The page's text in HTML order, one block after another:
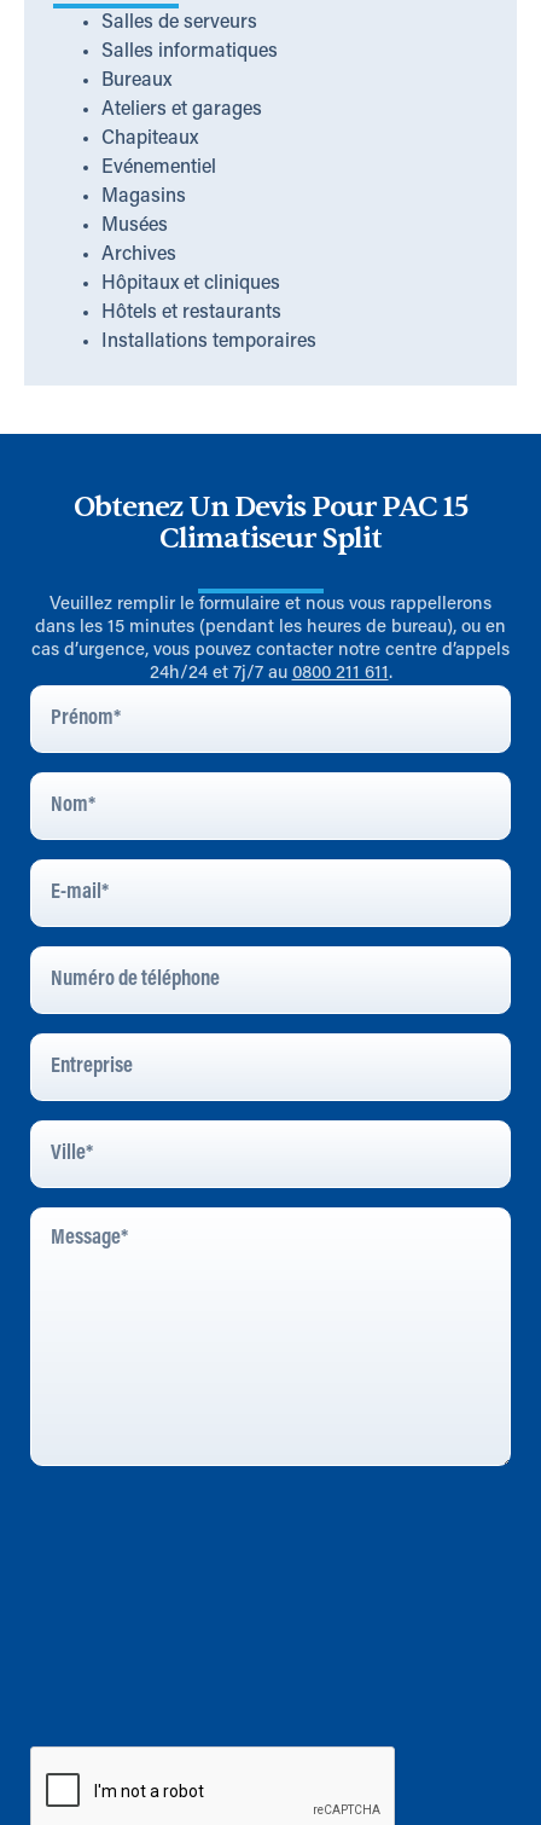
Salles de serveurs
Salles informatiques
Bureaux
Ateliers et garages
Chapiteaux
Evénementiel
Magasins
Musées
Archives
Hôpitaux et cliniques
Hôtels et restaurants
Installations temporaires
Obtenez Un Devis Pour PAC 15
Climatiseur Split
Veuillez remplir le formulaire et nous vous rappellerons
dans les 15 minutes (pendant les heures de bureau), ou en
cas d’urgence, vous pouvez contacter notre centre d’appels
24h/24 et 7j/7 au 0800 211 611 .
Prénom
Nom
E-
Mail*
Numéro
Téléphone
Entreprise
Ville
Message
CAPTCHA